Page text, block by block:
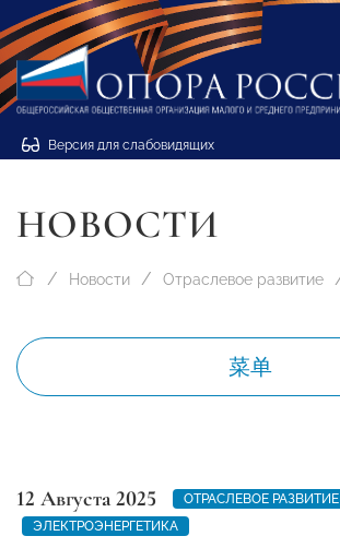
Версия для слабовидящих
НОВОСТИ
Новости Отраслевое развитие
菜单
12 Августа 2025
ОТРАСЛЕВОЕ РАЗВИТИЕ
ЭЛЕКТРОЭНЕРГЕТИКА